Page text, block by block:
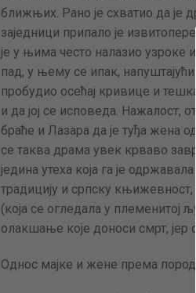
ближњих. Рано је схватио да је
заједници припало је
је у њима често налазио узроке
пад, у њему се ипак,
пробудио осећај кривице и
и да јој се исповеда. Нажалост,
браће и Лазара да је туђа жена
се таква драма увек крваво
једина утеха која га је
традицију и српску
(која се огледала у племенитој
олакшање које доноси смрт, јер
Однос мајке и жене према